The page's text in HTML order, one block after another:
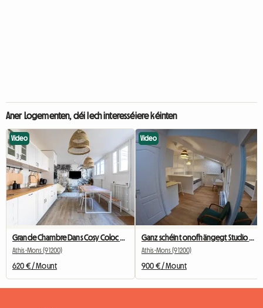
Aner Logementen, déi Iech interesséiere kéinten
Video
Athis-Mons (91200)
620 € / Mount
Video
Athis-Mons (91200)
900 € / Mount